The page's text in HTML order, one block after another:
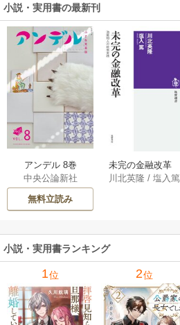
小説・実用書の最新刊
アンデル 8巻
中央公論新社
無料立読み
未完の金融改革
――池尾和人の政
川北英隆 /塩入篤
小説・実用書ランキング
1位 2位